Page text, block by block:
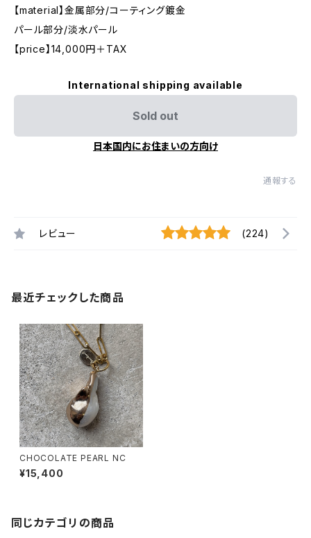
【material】金属部分/コーティング鍍金
パール部分/淡水パール
【price】14,000円＋TAX
International shipping available
Sold out
日本国内にお住まいの方向け
通報する
レビュー (224)
最近チェックした商品
CHOCOLATE PEARL NC
¥15,400
同じカテゴリの商品